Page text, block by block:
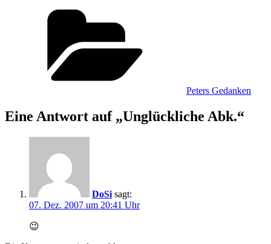
Peters Gedanken
Eine Antwort auf „Unglückliche Abk.“
DoSi sagt:
07. Dez. 2007 um 20:41 Uhr
😉